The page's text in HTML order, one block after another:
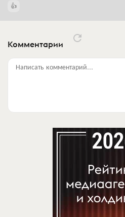
Комментарии
Написать комментарий...